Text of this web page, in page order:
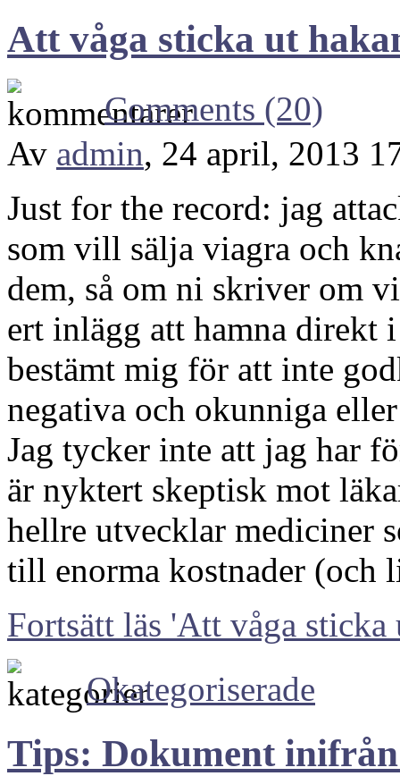
Att våga sticka ut
Comments (20)
Av admin, 24 april, 2013
Just for the record: jag
som vill sälja viagra och
dem, så om ni skriver om
ert inlägg att hamna direkt
bestämt mig för att inte
negativa och okunniga
Jag tycker inte att jag har
är nyktert skeptisk mot
hellre utvecklar mediciner
till enorma kostnader (och
Fortsätt läs 'Att våga sticka
Okategoriserade
Tips: Dokument